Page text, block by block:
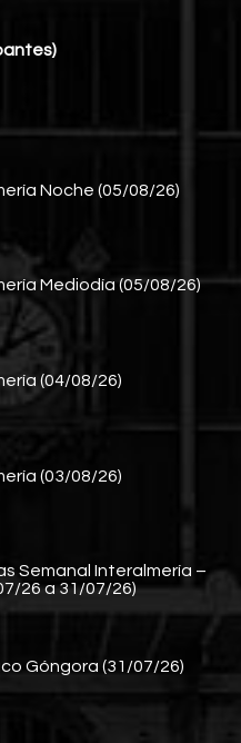
Noche (05/08/26)
Mediodía (05/08/26)
(04/08/26)
(03/08/26)
Semanal Interalmería –
26 a 31/07/26)
Góngora (31/07/26)